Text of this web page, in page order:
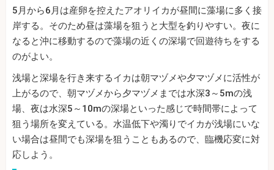
5月から6月は産卵を控えたアオリイカが昼間に藻場に多く接
岸する。そのため昼は藻場を狙うと大型を釣りやすい。夜に
なると沖に移動するので藻場の近くの深場で回遊待ちをする
のがよい。
浅場と深場を行き来するイカは朝マヅメや夕マヅメに活性が
上がるので、朝マヅメから夕マヅメまでは水深3～5mの浅
場、夜は水深5～10mの深場といった感じで時間帯によって
狙う場所を変えている。水温低下や濁りでイカが浅場にいな
い場合は昼間でも深場を狙うこともあるので、臨機応変に対
応しよう。